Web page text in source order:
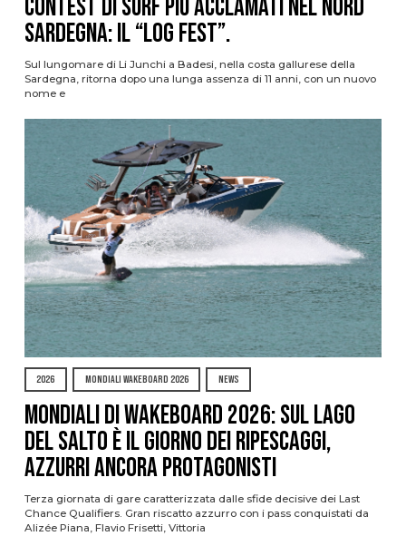
contest di surf più acclamati nel nord
Sardegna: il “Log Fest”.
Sul lungomare di Li Junchi a Badesi, nella costa gallurese della
Sardegna, ritorna dopo una lunga assenza di 11 anni, con un nuovo
nome e
2026 MONDIALI WAKEBOARD 2026 NEWS
Mondiali di Wakeboard 2026: sul Lago
del Salto è il giorno dei ripescaggi,
azzurri ancora protagonisti
Terza giornata di gare caratterizzata dalle sfide decisive dei Last
Chance Qualifiers. Gran riscatto azzurro con i pass conquistati da
Alizée Piana, Flavio Frisetti, Vittoria